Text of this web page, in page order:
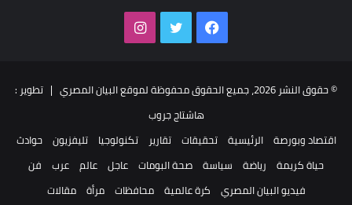
فيسبوك تويتر
© حقوق النشر 2026، جميع الحقوق محفوظة لموقع البيان المصري | تطوير :
هاشتاج جروب
اقتصاد وبورصة الرئيسية تحقيقات تقارير تكنولوجيا تليفزيون حوادث
حياة كريمة رياضة سياسة صحة البومات عاجل عالم عرب فن
فيديو البيان المصري كرة عالمية محافظات مرأة مقالات